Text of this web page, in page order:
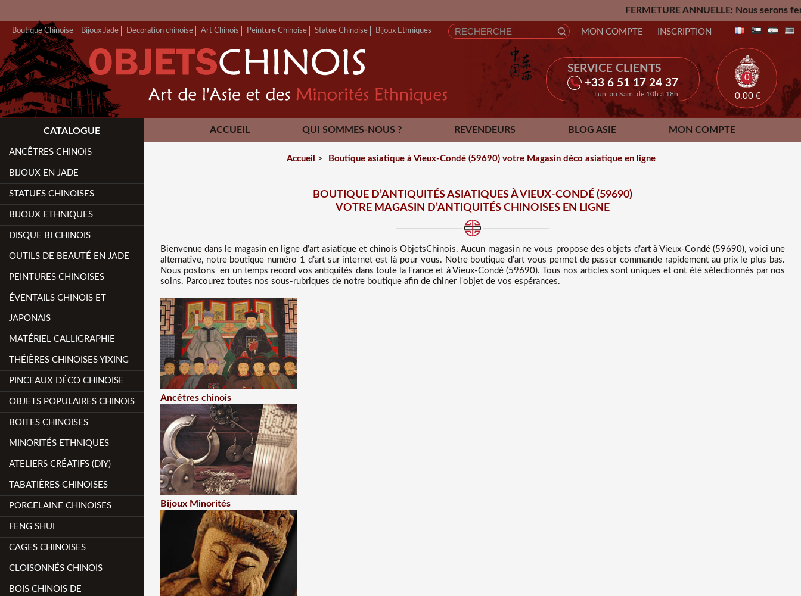
FERMETURE ANNUELLE: Nous serons fermés du
Boutique Chinoise Bijoux Jade Decoration chinoise Art Chinois Peinture Chinoise Statue Chinoise Bijoux Ethniques
SERVICE CLIENTS
+33 6 51 17 24 37
Lun. au Sam. de 10h à 18h
MON COMPTE INSCRIPTION
0
0.00 €
ACCUEIL QUI SOMMES-NOUS ? REVENDEURS BLOG ASIE MON COMPTE
CONTACT
CATALOGUE
ANCÊTRES CHINOIS
BIJOUX EN JADE
STATUES CHINOISES
BIJOUX ETHNIQUES
DISQUE BI CHINOIS
OUTILS DE BEAUTÉ EN JADE
PEINTURES CHINOISES
ÉVENTAILS CHINOIS ET
JAPONAIS
MATÉRIEL CALLIGRAPHIE
THÉIÈRES CHINOISES YIXING
PINCEAUX DÉCO CHINOISE
OBJETS POPULAIRES CHINOIS
BOITES CHINOISES
MINORITÉS ETHNIQUES
ATELIERS CRÉATIFS (DIY)
TABATIÈRES CHINOISES
PORCELAINE CHINOISES
FENG SHUI
CAGES CHINOISES
CLOISONNÉS CHINOIS
BOIS CHINOIS DE
Accueil > Boutique asiatique à Vieux-Condé (59690) votre Magasin déco asiatique en ligne
BOUTIQUE D’ANTIQUITÉS ASIATIQUES À VIEUX-CONDÉ (59690)
VOTRE MAGASIN D’ANTIQUITÉS CHINOISES EN LIGNE
Bienvenue dans le magasin en ligne d’art asiatique et chinois ObjetsChinois. Aucun magasin ne vous propose desobjets d’art à Vieux-Condé (59690), voici une
alternative, notre boutique numéro 1 d’art sur internet est là pour vous. Notre boutique d’art vous permet de passer commande rapidement au prix le plus bas.
Nous postons en un temps record vos antiquités dans toute la France et à Vieux-Condé (59690). Tous nos articles sont uniques et ont été sélectionnés par nos
soins. Parcourez toutes nos sous-rubriques de notre boutique afin de chiner l'objet de vos espérances.
Ancêtres chinois
Bijoux Minorités